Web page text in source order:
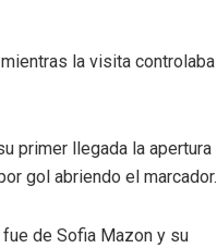
la visita controlaba
primer llegada la apertura
gol abriendo el marcador.
de Sofia Mazon y su